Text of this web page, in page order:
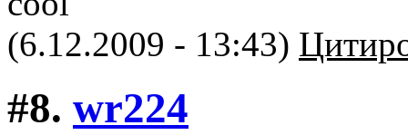
(6.12.2009 - 13:43)
#8. wr224